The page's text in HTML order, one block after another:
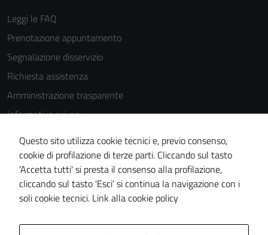
Leggi le FAQ
Prenotazione appuntamento
Segnalazione disservizio
Richiesta assistenza
Amministrazione trasparente
Informativa privacy
Cookie Policy
Note legali
Dichiarazione di accessibilità
Piano di miglioramento del sito
Questo sito utilizza cookie tecnici e, previo consenso,
cookie di profilazione di terze parti. Cliccando sul tasto
'Accetta tutti' si presta il consenso alla profilazione,
cliccando sul tasto 'Esci' si continua la navigazione con i
soli cookie tecnici. Link alla cookie policy